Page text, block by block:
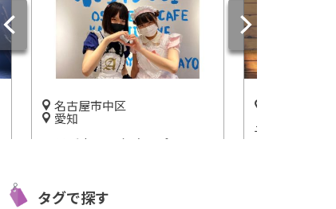
【夏満喫】海だ！キャンプ
だ！ファミリーで楽しもうマ
リンパーク御前崎
三重
大自然の中でワクワ
らない！森や川とふ
「大杉谷自然学校」
静岡
子どもと一緒に体験学習♪
開催中
音楽好きに
タグで探す